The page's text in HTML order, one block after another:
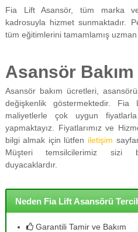
Fia Lift Asansör, tüm marka
kadrosuyla hizmet sunmaktadır.
tüm eğitimlerini tamamlamış
Asansör
Asansör bakım ücretleri,
değişkenlik göstermektedir. Fia
maliyetlerle çok uygun
yapmaktayız. Fiyatlarımız ve
bilgi almak için lütfen iletişim
Müşteri temsilcilerimiz sizi
duyacaklardır.
Neden Fia Lift Asansörü
Garantili Tamir ve Bakım